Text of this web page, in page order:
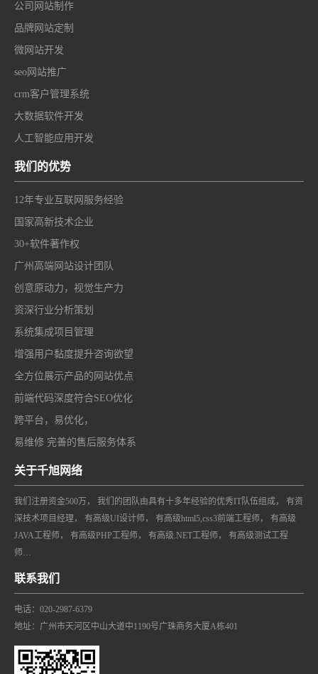
公司网站制作
品牌网站定制
微网站开发
seo网站推广
crm客户管理系统
大数据软件开发
人工智能应用开发
我们的优势
12年专业互联网服务经验
国家高新技术企业
30+软件著作权
广州高端网站设计团队
创意原动力，视觉生产力
资深行业分析策划
系统集成项目管理
增强用户黏度提升咨询欲望
全方位展示产品的网站优点
前端代码深度符合SEO优化
跨平台，易优化，
易维修 完善的售后服务体系
关于千旭网络
我们注册资金500万， 我们的团队由具有十多年经验的优秀IT队伍组成， 有资
深技术项目经理， 有高级UI设计师， 有高级html5,css3前端工程师， 有高级
JAVA工程师， 有高级PHP工程师， 有高级.NET工程师， 有高级测试工程
师…
联系我们
电话：020-2987-6379
地址：广州市天河区中山大道中1190号广珠商务大厦A栋401